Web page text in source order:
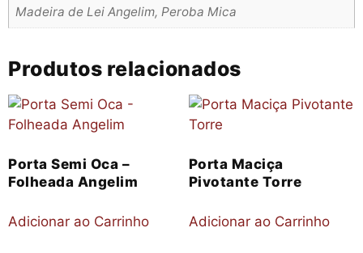
Madeira de Lei Angelim, Peroba Mica
Produtos relacionados
Porta Semi Oca –
Folheada Angelim
Adicionar ao Carrinho
Porta Maciça
Pivotante Torre
Adicionar ao Carrinho